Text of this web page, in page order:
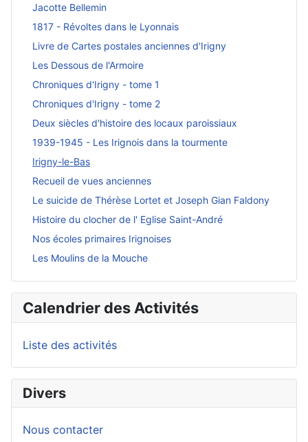
Jacotte Bellemin
1817 - Révoltes dans le Lyonnais
Livre de Cartes postales anciennes d'Irigny
Les Dessous de l'Armoire
Chroniques d'Irigny - tome 1
Chroniques d'Irigny - tome 2
Deux siècles d'histoire des locaux paroissiaux
1939-1945 - Les Irignois dans la tourmente
Irigny-le-Bas
Recueil de vues anciennes
Le suicide de Thérèse Lortet et Joseph Gian Faldony
Histoire du clocher de l' Eglise Saint-André
Nos écoles primaires Irignoises
Les Moulins de la Mouche
Calendrier des Activités
Liste des activités
Divers
Nous contacter